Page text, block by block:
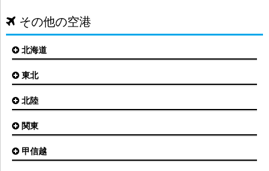
その他の空港
北海道
札幌(新千歳)空港
旭川空港
オホーツク紋別空港
釧路空港
東北
仙台空港
青森空港
三沢空港
北陸
小松空港
能登空港
関東
東京(羽田)空港
甲信越